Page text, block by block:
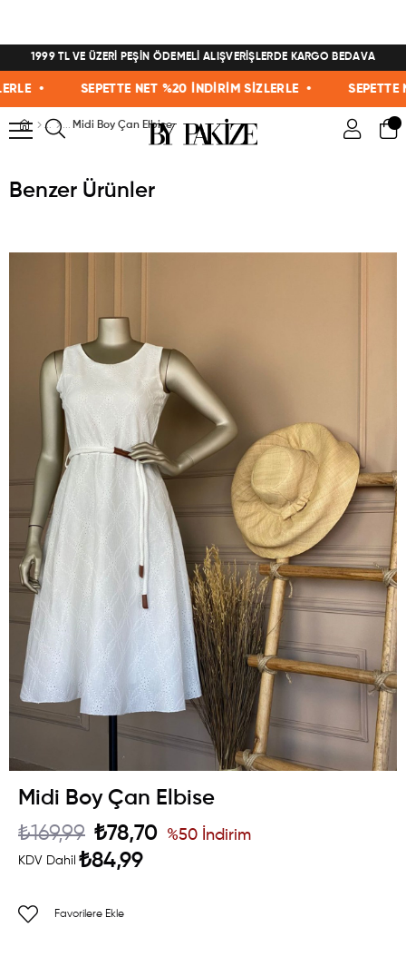
1999 TL VE ÜZERİ PEŞİN ÖDEMELİ ALIŞVERİŞLERDE KARGO BEDAVA
• SEPETTE NET %20 İNDİRİM SİZLERLE • SEPETTE
Midi Boy Çan Elbise
Benzer Ürünler
Midi Boy Çan Elbise
₺169,99 ₺78,70
KDV Dahil ₺84,99
%50 İndirim
Favorilere Ekle